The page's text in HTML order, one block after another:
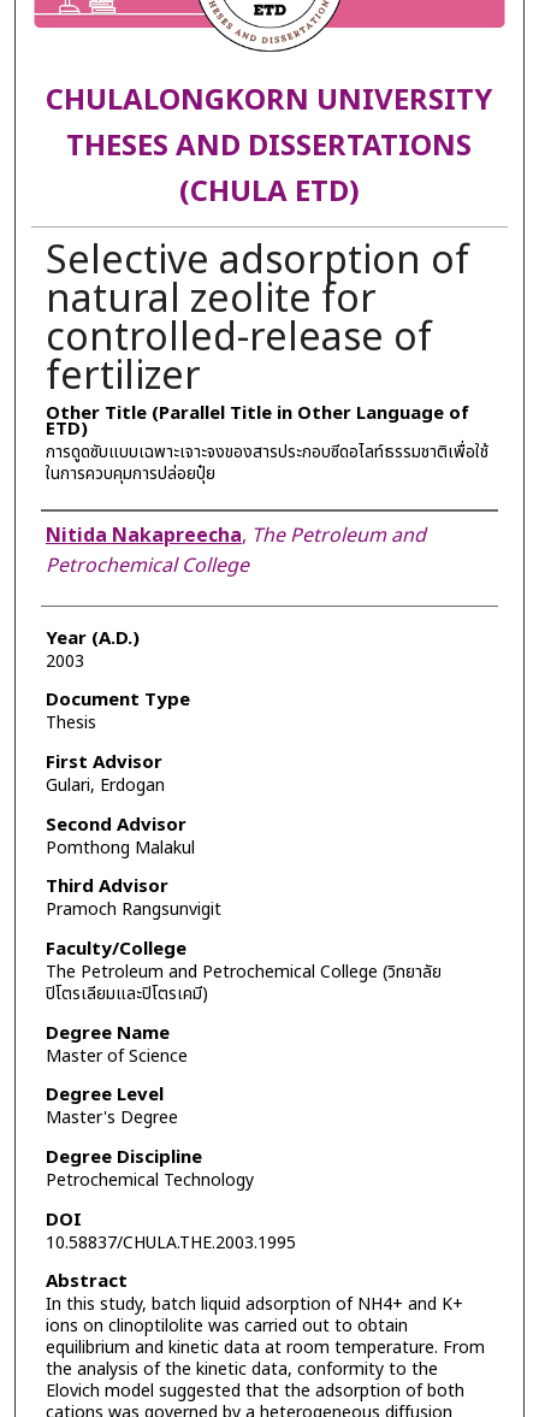
CHULALONGKORN UNIVERSITY
THESES AND DISSERTATIONS
(CHULA ETD)
Selective adsorption of
natural zeolite for
controlled-release of
fertilizer
Other Title (Parallel Title in Other Language of
ETD)
การดูดซับแบบเฉพาะเจาะจงของสารประกอบซีดอไลท์ธรรมชาติเพื่อใช้
ในการควบคุมการปล่อยปุ๋ย
Author
Nitida Nakapreecha, The Petroleum and
Petrochemical College
Year (A.D.)
2003
Document Type
Thesis
First Advisor
Gulari, Erdogan
Second Advisor
Pomthong Malakul
Third Advisor
Pramoch Rangsunvigit
Faculty/College
The Petroleum and Petrochemical College (วิทยาลัย
ปิโตรเลียมและปิโตรเคมี)
Degree Name
Master of Science
Degree Level
Master's Degree
Degree Discipline
Petrochemical Technology
DOI
10.58837/CHULA.THE.2003.1995
Abstract
In this study, batch liquid adsorption of NH4+ and K+
ions on clinoptilolite was carried out to obtain
equilibrium and kinetic data at room temperature. From
the analysis of the kinetic data, conformity to the
Elovich model suggested that the adsorption of both